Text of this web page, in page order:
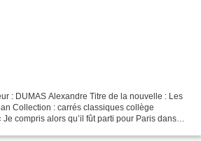
: DUMAS Alexandre Titre de la nouvelle : Les
Collection : carrés classiques collège
compris alors qu’il fût parti pour Paris dans